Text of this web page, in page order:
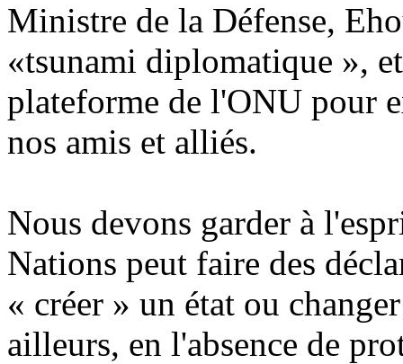
Ministre de la Défense,
«tsunami diplomatique »,
plateforme de l'ONU pour
nos amis et alliés.
Nous devons garder à
Nations peut faire des
« créer » un état ou
ailleurs, en l'absence de